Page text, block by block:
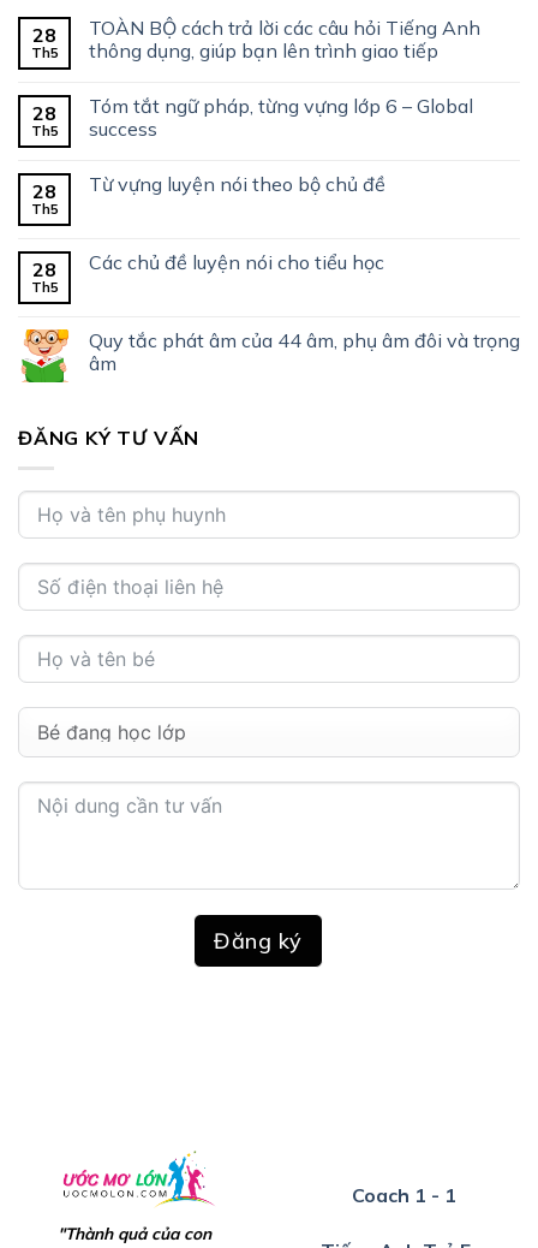
28
Th5
TOÀN BỘ cách trả lời các câu hỏi Tiếng Anh
thông dụng, giúp bạn lên trình giao tiếp
28
Th5
Tóm tắt ngữ pháp, từng vựng lớp 6 – Global
success
28
Th5
Từ vựng luyện nói theo bộ chủ đề
28
Th5
Các chủ đề luyện nói cho tiểu học
Quy tắc phát âm của 44 âm, phụ âm đôi và trọng
âm
ĐĂNG KÝ TƯ VẤN
Đăng ký
"Thành quả của con
Coach 1 - 1